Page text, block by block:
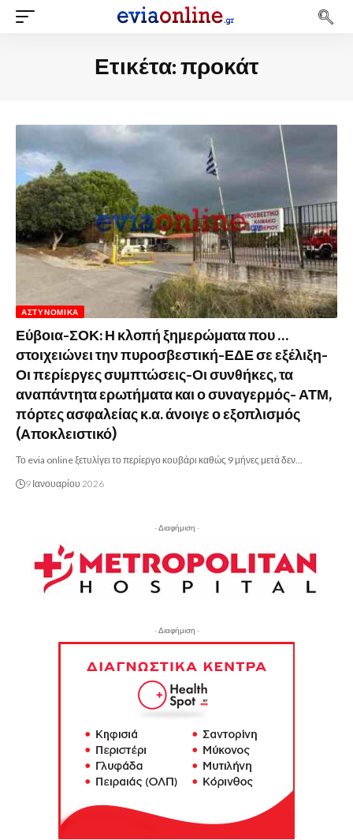
Ετικέτα:προκάτ
ΑΣΤΥΝΟΜΙΚΆ
Εύβοια-ΣΟΚ: Η κλοπή ξημερώματα που …
στοιχειώνει την πυροσβεστική-ΕΔΕ σε εξέλιξη-
Οι περίεργες συμπτώσεις-Οι συνθήκες, τα
αναπάντητα ερωτήματα και ο συναγερμός- ΑΤΜ,
πόρτες ασφαλείας κ.α. άνοιγε ο εξοπλισμός
(Αποκλειστικό)
Το evia online ξετυλίγει το περίεργο κουβάρι καθώς 9 μήνες μετά δεν…
9 Ιανουαρίου 2026
- Διαφήμιση -
- Διαφήμιση -